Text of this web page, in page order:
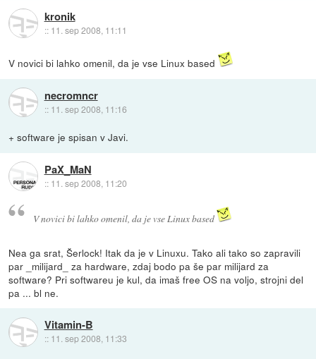
kronik
:: 11. sep 2008, 11:11
V novici bi lahko omenil, da je vse Linux based
necromncr
:: 11. sep 2008, 11:16
+ software je spisan v Javi.
PaX_MaN
:: 11. sep 2008, 11:20
V novici bi lahko omenil, da je vse Linux based
Nea ga srat, Šerlock! Itak da je v Linuxu. Tako ali tako so zapravili
par _milijard_ za hardware, zdaj bodo pa še par milijard za
software? Pri softwareu je kul, da imaš free OS na voljo, strojni del
pa ... bl ne.
Vitamin-B
:: 11. sep 2008, 11:33